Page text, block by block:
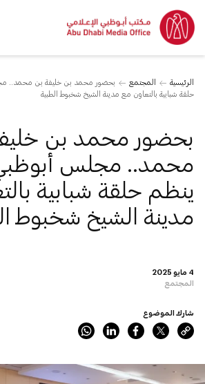
الرئيسية المجتمع
بحضور محمد بن خليفة بن محمد..
حلقة شبابية بالتعاون مع مدينة الشيخ شخبوط الطبية
4 مايو 2025
المجتمع
بحضور محمد بن
محمد.. مجلس
ينظم حلقة شبابية
مدينة الشيخ شخبوط
شارك الموضوع